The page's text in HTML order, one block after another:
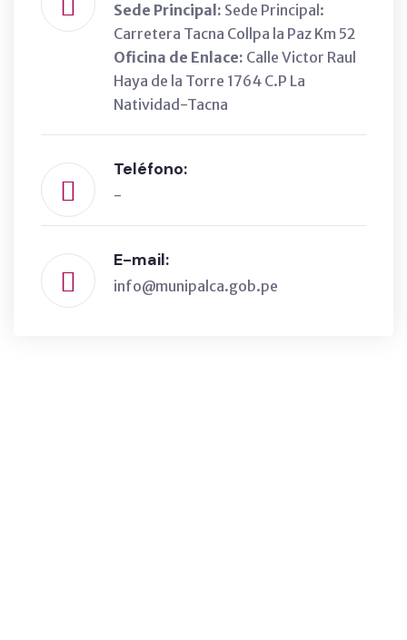
Sede Principal: Sede Principal:
Carretera Tacna Collpa la Paz Km 52
Oficina de Enlace: Calle Victor Raul
Haya de la Torre 1764 C.P La
Natividad-Tacna
Teléfono:
-
E-mail:
info@munipalca.gob.pe